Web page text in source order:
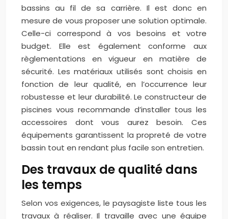
bassins au fil de sa carrière. Il est donc en
mesure de vous proposer une solution optimale.
Celle-ci correspond à vos besoins et votre
budget. Elle est également conforme aux
règlementations en vigueur en matière de
sécurité. Les matériaux utilisés sont choisis en
fonction de leur qualité, en l’occurrence leur
robustesse et leur durabilité. Le constructeur de
piscines vous recommande d’installer tous les
accessoires dont vous aurez besoin. Ces
équipements garantissent la propreté de votre
bassin tout en rendant plus facile son entretien.
Des travaux de qualité dans
les temps
Selon vos exigences, le paysagiste liste tous les
travaux à réaliser. Il travaille avec une équipe